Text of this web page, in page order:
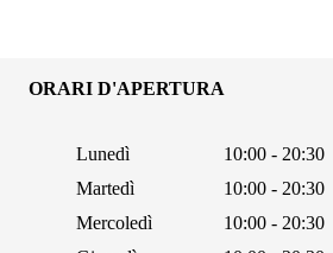
ORARI D'APERTURA
Lunedì
10:00 - 20:30
Martedì
10:00 - 20:30
Mercoledì
10:00 - 20:30